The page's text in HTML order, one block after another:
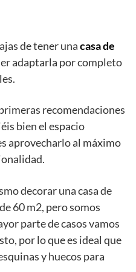
de tener unacasa de
adaptarla por completo
recomendaciones
bien el espacio
aprovecharlo al máximo
decorar una casa de
60 m2, pero somos
parte de casos vamos
por lo que es ideal que
y huecos para